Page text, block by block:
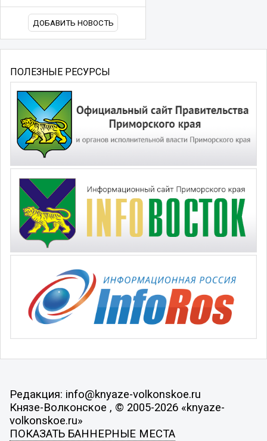
ДОБАВИТЬ НОВОСТЬ
ПОЛЕЗНЫЕ РЕСУРСЫ
Редакция: info@knyaze-volkonskoe.ru
Князе-Волконское , © 2005-2026 «knyaze-
volkonskoe.ru»
ПОКАЗАТЬ БАННЕРНЫЕ МЕСТА